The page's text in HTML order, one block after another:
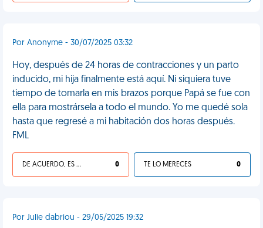
Por Anonyme - 30/07/2025 03:32
Hoy, después de 24 horas de contracciones y un parto
inducido, mi hija finalmente está aquí. Ni siquiera tuve
tiempo de tomarla en mis brazos porque Papá se fue con
ella para mostrársela a todo el mundo. Yo me quedé sola
hasta que regresé a mi habitación dos horas después.
FML
DE ACUERDO, ES UNA VIDA HP 0 TE LO MERECES 0
Por Julie dabriou - 29/05/2025 19:32